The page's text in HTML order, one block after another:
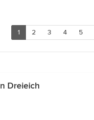
1 2 3 4 5
Dreieich